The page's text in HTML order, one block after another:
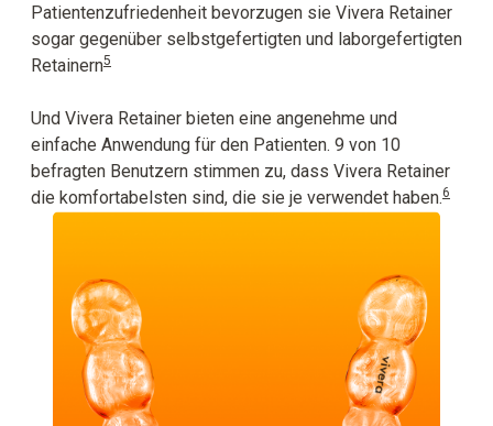
Patientenzufriedenheit bevorzugen sie Vivera Retainer
sogar gegenüber selbstgefertigten und laborgefertigten
Retainern5
Und Vivera Retainer bieten eine angenehme und
einfache Anwendung für den Patienten. 9 von 10
befragten Benutzern stimmen zu, dass Vivera Retainer
die komfortabelsten sind, die sie je verwendet haben.6